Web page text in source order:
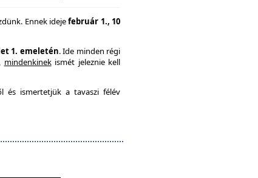
Ennek idejefebruár 1., 10
1. emeletén. Ide minden régi
mindenkinekismét jeleznie kell
és ismertetjük a tavaszi félév